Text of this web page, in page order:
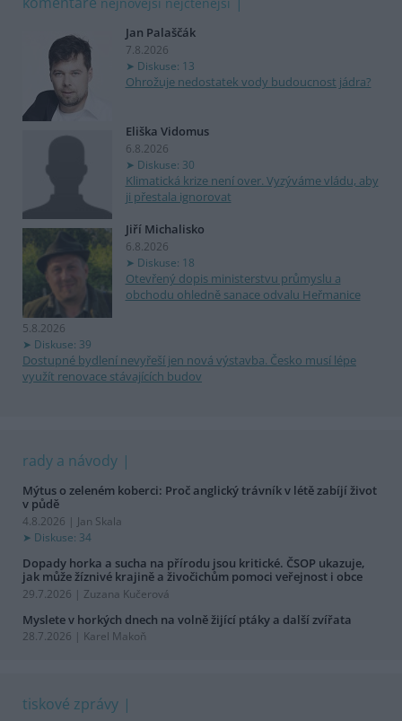
nejnovější nejčtenější
Jan Palaščák
7.8.2026
Diskuse: 13
Ohrožuje nedostatek vody budoucnost jádra?
Eliška Vidomus
6.8.2026
Diskuse: 30
Klimatická krize není over. Vyzýváme vládu, aby
ji přestala ignorovat
Jiří Michalisko
6.8.2026
Diskuse: 18
Otevřený dopis ministerstvu průmyslu a
obchodu ohledně sanace odvalu Heřmanice
5.8.2026
Diskuse: 39
Dostupné bydlení nevyřeší jen nová výstavba. Česko musí lépe
využít renovace stávajících budov
rady a návody
Mýtus o zeleném koberci: Proč anglický trávník v létě zabíjí život
v půdě
4.8.2026 | Jan Skala
Diskuse: 34
Dopady horka a sucha na přírodu jsou kritické. ČSOP ukazuje,
jak může žíznivé krajině a živočichům pomoci veřejnost i obce
29.7.2026 | Zuzana Kučerová
Myslete v horkých dnech na volně žijící ptáky a další zvířata
28.7.2026 | Karel Makoň
tiskové zprávy